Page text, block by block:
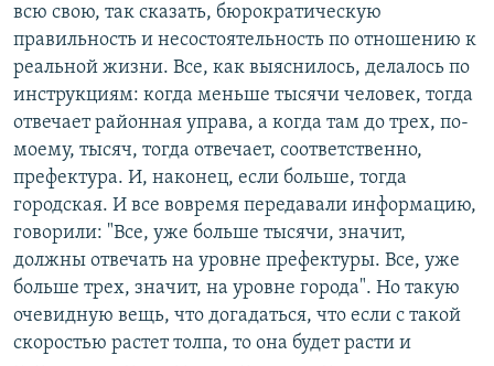
всю свою, так сказать, бюрократическую
правильность и несостоятельность по отношению к
реальной жизни. Все, как выяснилось, делалось по
инструкциям: когда меньше тысячи человек, тогда
отвечает районная управа, а когда там до трех, по-
моему, тысяч, тогда отвечает, соответственно,
префектура. И, наконец, если больше, тогда
городская. И все вовремя передавали информацию,
говорили: "Все, уже больше тысячи, значит,
должны отвечать на уровне префектуры. Все, уже
больше трех, значит, на уровне города". Но такую
очевидную вещь, что догадаться, что если с такой
скоростью растет толпа, то она будет расти и